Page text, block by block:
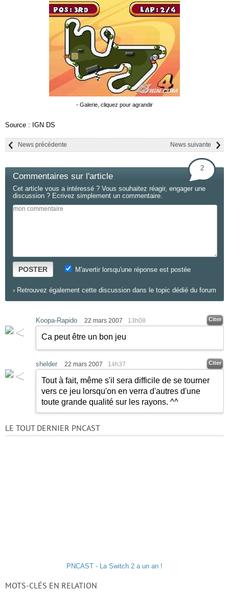
- Galerie, cliquez pour agrandir
Source : IGN DS
News suivante
News précédente
Commentaires sur l'article
2
Cet article vous a intéressé ? Vous souhaitez réagir, engager une
discussion ? Ecrivez simplement un commentaire.
POSTER M'avertir lorsqu'une réponse est postée
› Retrouvez également cette discussion dans le topic dédié du forum
Koopa-Rapido 22 mars 2007 13h08 Citer
Ca peut être un bon jeu
shelder 22 mars 2007 14h37 Citer
Tout à fait, même s'il sera difficile de se tourner
vers ce jeu lorsqu'on en verra d'autres d'une
toute grande qualité sur les rayons. ^^
LE TOUT DERNIER PNCAST
PNCAST - La Switch 2 a un an !
MOTS-CLÉS EN RELATION